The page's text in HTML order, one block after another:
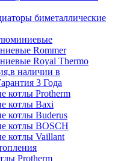
биметаллические
Rommer
Royal Thermo
наличии в
3 Года
котлы Protherm
котлы Baxi
котлы Buderus
котлы BOSCH
котлы Vaillant
Protherm